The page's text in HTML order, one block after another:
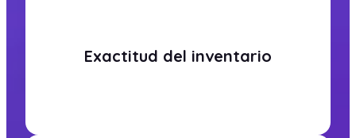
Exactitud del inventario